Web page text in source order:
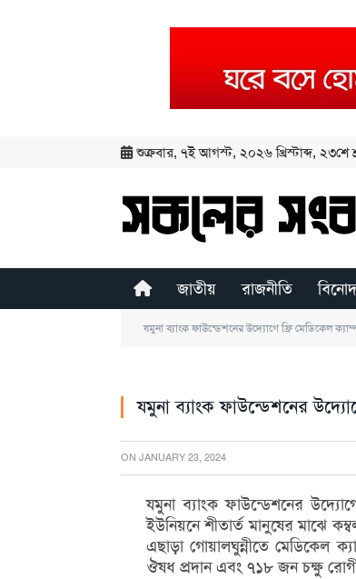
শুক্রবার, ৭ই আগস্ট, ২০২৬ খ্রিস্টাব্দ, ২৩শে
জাতীয় রাজনীতি
যমুনা ব্যাংক ফাউন্ডেশনের উদ্যোগে ফ্রি মেডিকেল
যমুনা ব্যাংক ফাউন্ডেশনের
ON JANUARY 23, 2024
যমুনা ব্যাংক ফাউন্ডেশনের
ইউনিয়নে শীতার্ত মানুষের মাঝে
এছাড়া গোয়ালঘুন্নীতে মেডিকেল
ঔষধ প্রদান এবং ৭১৮ জন চক্ষু